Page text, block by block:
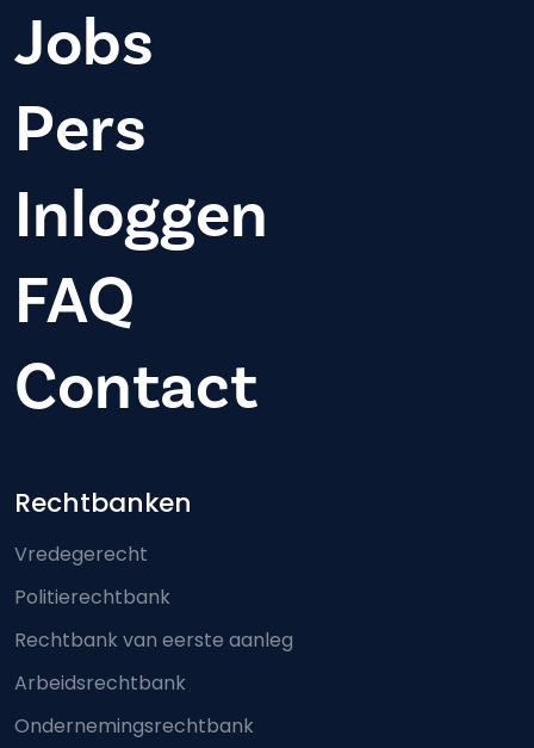
Jobs
Pers
Inloggen
FAQ
Contact
Footer-menu
Rechtbanken
Vredegerecht
Politierechtbank
Rechtbank van eerste aanleg
Arbeidsrechtbank
Ondernemingsrechtbank